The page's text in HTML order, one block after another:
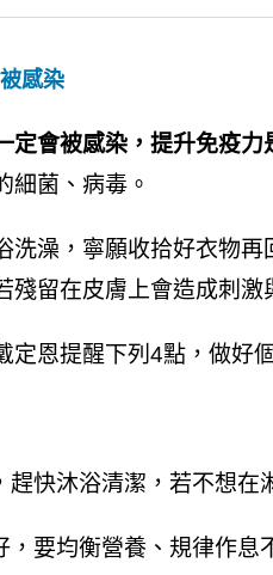
感染
定會被感染，提升免疫
細菌、病毒。
洗澡，寧願收拾好衣物
殘留在皮膚上會造成刺激
定恩提醒下列4點，做好
趕快沐浴清潔，若不想在
，要均衡營養、規律作息